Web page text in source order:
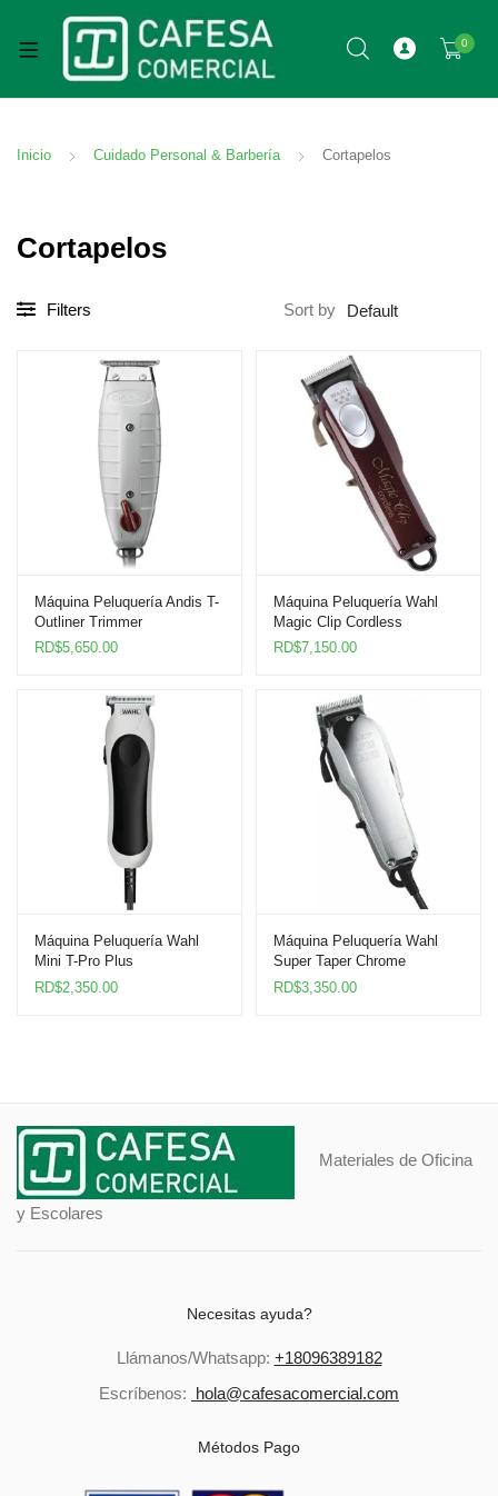
0
Inicio Cuidado Personal & Barbería Cortapelos
Cortapelos
Filters Sort by
Máquina Peluquería Andis T-
Outliner Trimmer
RD$5,650.00
Máquina Peluquería Wahl
Magic Clip Cordless
RD$7,150.00
Máquina Peluquería Wahl
Mini T-Pro Plus
RD$2,350.00
Máquina Peluquería Wahl
Super Taper Chrome
RD$3,350.00
Materiales de Oficina
y Escolares
Necesitas ayuda?
Llámanos/Whatsapp: +18096389182
Escríbenos: hola@cafesacomercial.com
Métodos Pago